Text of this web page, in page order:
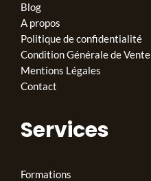
Blog
A propos
Politique de confidentialité
Condition Générale de Vente
Mentions Légales
Contact
Services
Formations